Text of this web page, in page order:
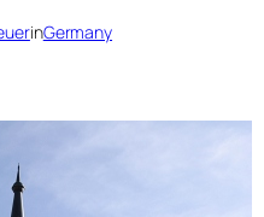
inGermany